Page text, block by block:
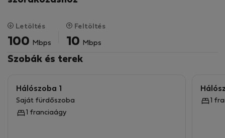
Letöltés
100 Mbps
Feltöltés
10 Mbps
Szobák és terek
Hálószoba 1
Saját fürdőszoba
1 franciaágy
1